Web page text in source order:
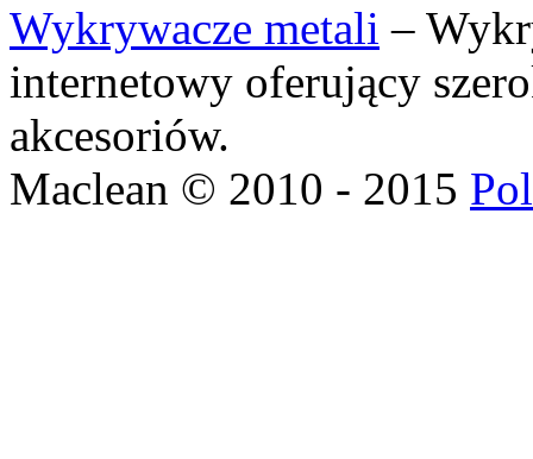
Wykrywacze metali –
internetowy oferujący
akcesoriów.
Maclean © 2010 - 2015